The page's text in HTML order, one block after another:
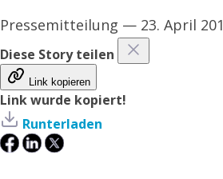
Pressemitteilung — 23. April
Diese Story teilen
Link kopieren
Link wurde kopiert!
Runterladen